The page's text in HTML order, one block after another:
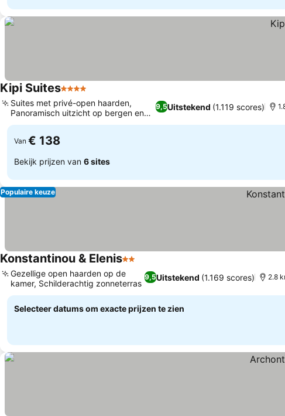
Kipi Suites4 Sterren
9,5Uitstekend (1.119 scores)
Suites met privé-open haarden,
Panoramisch uitzicht op bergen en
rivier
Van € 138
Bekijk prijzen van 6 sites
Populaire keuze
Konstantinou & Elenis2 Sterren
9,5Uitstekend (1.169 scores)
Gezellige open haarden op de
kamer, Schilderachtig zonneterras
2.8
Selecteer datums om exacte prijzen te zien